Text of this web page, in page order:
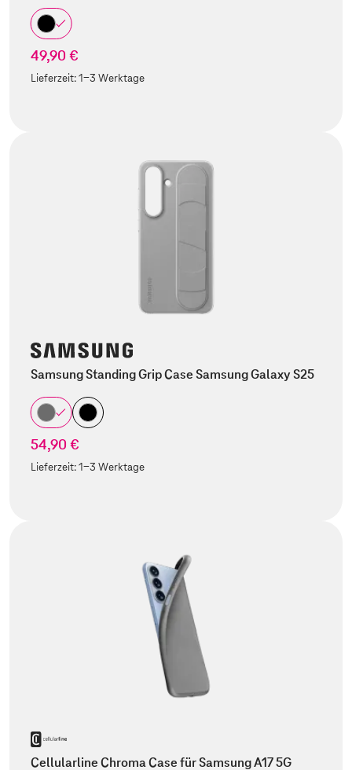
49,90 €
Lieferzeit:1-3 Werktage
Samsung Standing Grip Case Samsung Galaxy S25
54,90 €
Lieferzeit:1-3 Werktage
Cellularline Chroma Case für Samsung A17 5G